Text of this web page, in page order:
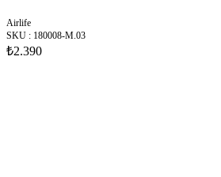
Airlife
SKU : 180008-M.03
₺2.390